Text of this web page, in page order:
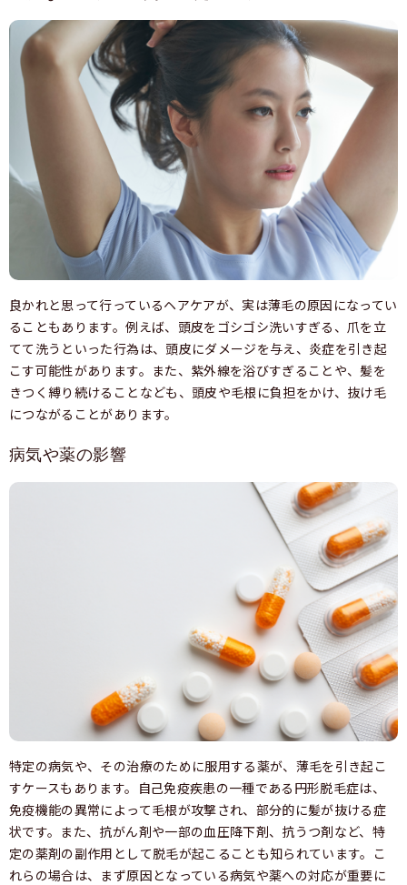
良かれと思って行っているヘアケアが、実は薄毛の原因になってい
ることもあります。例えば、頭皮をゴシゴシ洗いすぎる、爪を立
てて洗うといった行為は、頭皮にダメージを与え、炎症を引き起
こす可能性があります。また、紫外線を浴びすぎることや、髪を
きつく縛り続けることなども、頭皮や毛根に負担をかけ、抜け毛
につながることがあります。
病気や薬の影響
特定の病気や、その治療のために服用する薬が、薄毛を引き起こ
すケースもあります。自己免疫疾患の一種である円形脱毛症は、
免疫機能の異常によって毛根が攻撃され、部分的に髪が抜ける症
状です。また、抗がん剤や一部の血圧降下剤、抗うつ剤など、特
定の薬剤の副作用として脱毛が起こることも知られています。こ
れらの場合は、まず原因となっている病気や薬への対応が重要に